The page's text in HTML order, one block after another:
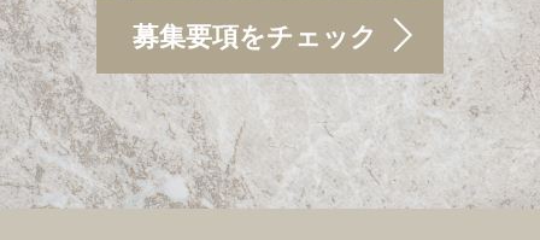
募集要項をチェック